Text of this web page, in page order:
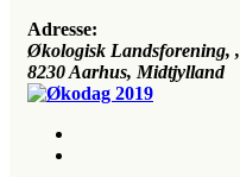
Adresse:
Økologisk Landsforening, ,
8230Aarhus, Midtjylland